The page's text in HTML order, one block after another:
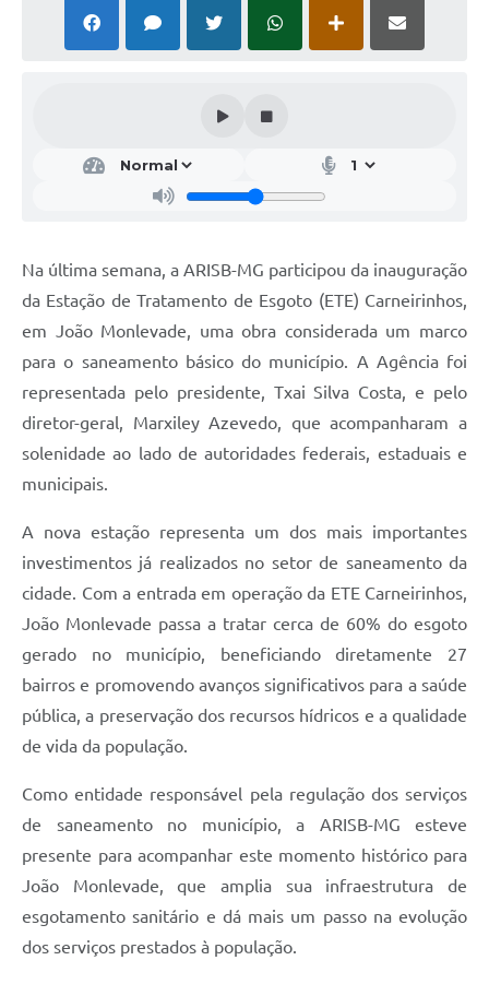
Na última semana, a ARISB-MG participou da inauguração
da Estação de Tratamento de Esgoto (ETE) Carneirinhos,
em João Monlevade, uma obra considerada um marco
para o saneamento básico do município. A Agência foi
representada pelo presidente, Txai Silva Costa, e pelo
diretor-geral, Marxiley Azevedo, que acompanharam a
solenidade ao lado de autoridades federais, estaduais e
municipais.
A nova estação representa um dos mais importantes
investimentos já realizados no setor de saneamento da
cidade. Com a entrada em operação da ETE Carneirinhos,
João Monlevade passa a tratar cerca de 60% do esgoto
gerado no município, beneficiando diretamente 27
bairros e promovendo avanços significativos para a saúde
pública, a preservação dos recursos hídricos e a qualidade
de vida da população.
Como entidade responsável pela regulação dos serviços
de saneamento no município, a ARISB-MG esteve
presente para acompanhar este momento histórico para
João Monlevade, que amplia sua infraestrutura de
esgotamento sanitário e dá mais um passo na evolução
dos serviços prestados à população.